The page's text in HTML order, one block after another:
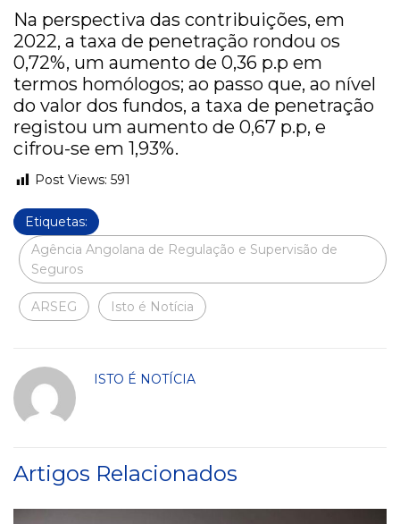
Na perspectiva das contribuições, em
2022, a taxa de penetração rondou os
0,72%, um aumento de 0,36 p.p em
termos homólogos; ao passo que, ao nível
do valor dos fundos, a taxa de penetração
registou um aumento de 0,67 p.p, e
cifrou-se em 1,93%.
Post Views: 591
Etiquetas:
Agência Angolana de Regulação e Supervisão de
Seguros
ARSEG Isto é Notícia
ISTO É NOTÍCIA
Artigos Relacionados